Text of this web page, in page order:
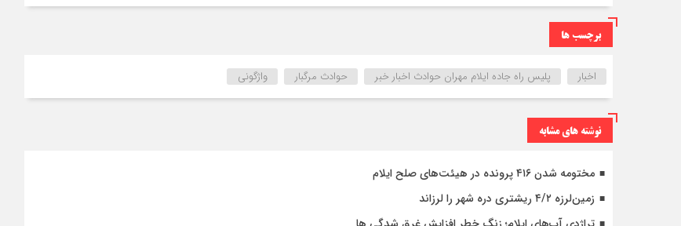
برچسب ها
اخبار پلیس راه جاده ایلام مهران حوادث اخبار خبر حوادث مرگبار واژگونی
نوشته های مشابه
مختومه شدن ۴۱۶ پرونده در هیئت‌های صلح ایلام
زمین‌لرزه ۴/۲ ریشتری دره شهر را لرزاند